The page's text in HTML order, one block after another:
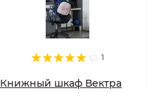
1
Книжный шкаф Вектра